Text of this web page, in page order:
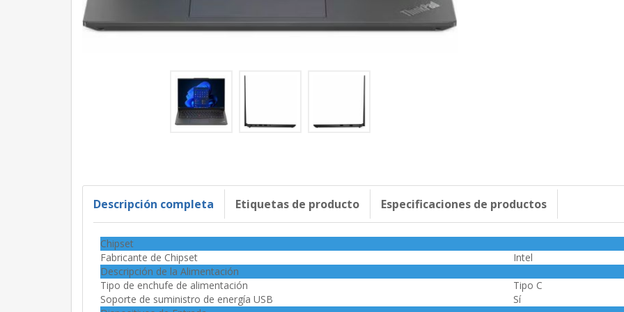
Descripción completa Etiquetas de producto Especificaciones de productos
Chipset
Fabricante de Chipset
Intel
Descripción de la Alimentación
Tipo de enchufe de alimentación
Tipo C
Soporte de suministro de energía USB
Sí